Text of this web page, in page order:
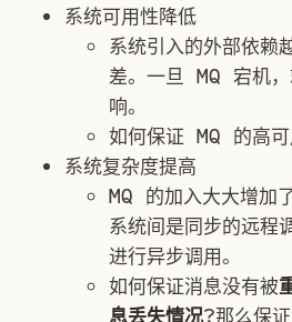
系统可用性降低
系统引入的外部依赖
差。一旦 MQ 宕机
响。
如何保证 MQ 的高可
系统复杂度提高
MQ 的加入大大增加
系统间是同步的远程
进行异步调用。
如何保证消息没有被
息丢失情况?那么保